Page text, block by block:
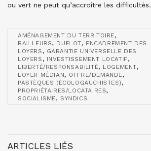
ou vert ne peut qu’accroître les difficultés.
AMÉNAGEMENT DU TERRITOIRE,
BAILLEURS, DUFLOT, ENCADREMENT DES
LOYERS , GARANTIE UNIVERSELLE DES
LOYERS , INVESTISSEMENT LOCATIF,
LIBERTÉ/RESPONSABILITÉ, LOGEMENT,
LOYER MÉDIAN, OFFRE/DEMANDE,
PASTÈQUES (ÉCOLOGAUCHISTES),
PROPRIÉTAIRES/LOCATAIRES,
SOCIALISME, SYNDICS
ARTICLES LIÉS